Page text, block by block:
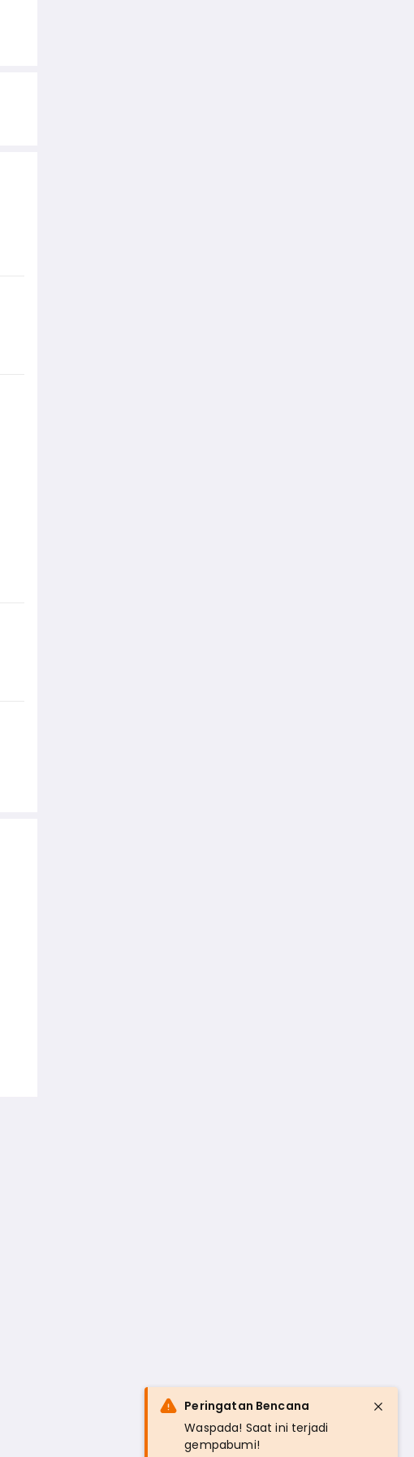
Peringatan Bencana
Waspada! Saat ini terjadi
gempabumi!